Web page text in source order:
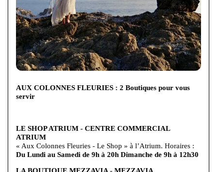
AUX COLONNES FLEURIES : 2 Boutiques pour vous
servir
LE SHOP ATRIUM - CENTRE COMMERCIAL
ATRIUM
« Aux Colonnes Fleuries - Le Shop » à l’Atrium. Horaires :
Du Lundi au Samedi de 9h à 20h Dimanche de 9h à 12h30